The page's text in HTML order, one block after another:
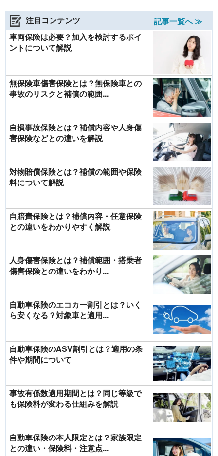
注目コンテンツ
記事一覧へ ≫
車両保険は必要？加入を検討するポイ
ントについて解説
無保険車傷害保険とは？無保険車との
事故のリスクと補償の範囲...
自損事故保険とは？補償内容や人身傷
害保険などとの違いを解説
対物賠償保険とは？補償の範囲や保険
料について解説
自賠責保険とは？補償内容・任意保険
との違いをわかりやすく解説
人身傷害保険とは？補償範囲・搭乗者
傷害保険との違いをわかり...
自動車保険のエコカー割引とは？いく
ら安くなる？対象車と適用...
自動車保険のASV割引とは？適用の条
件や期間について
事故有係数適用期間とは？同じ等級で
も保険料が変わる仕組みを解説
自動車保険の本人限定とは？家族限定
との違い・保険料・注意点...